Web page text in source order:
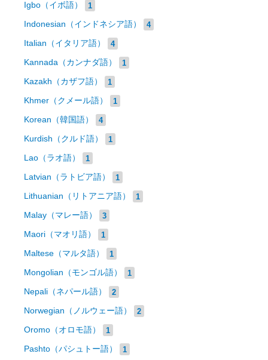
Igbo（イボ語） 1
Indonesian（インドネシア語） 4
Italian（イタリア語） 4
Kannada（カンナダ語） 1
Kazakh（カザフ語） 1
Khmer（クメール語） 1
Korean（韓国語） 4
Kurdish（クルド語） 1
Lao（ラオ語） 1
Latvian（ラトビア語） 1
Lithuanian（リトアニア語） 1
Malay（マレー語） 3
Maori（マオリ語） 1
Maltese（マルタ語） 1
Mongolian（モンゴル語） 1
Nepali（ネパール語） 2
Norwegian（ノルウェー語） 2
Oromo（オロモ語） 1
Pashto（パシュトー語） 1